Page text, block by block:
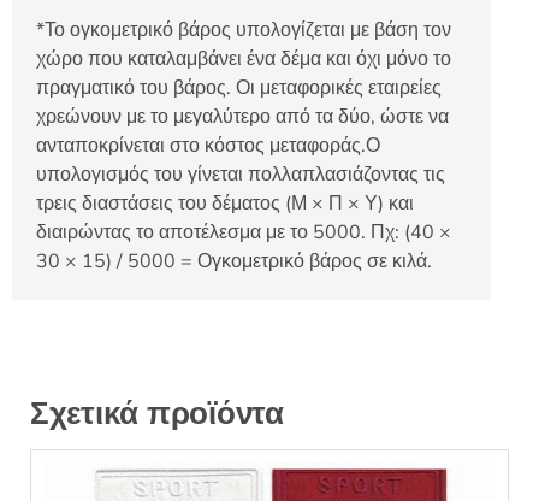
*Το ογκομετρικό βάρος υπολογίζεται με βάση τον
χώρο που καταλαμβάνει ένα δέμα και όχι μόνο το
πραγματικό του βάρος. Οι μεταφορικές εταιρείες
χρεώνουν με το μεγαλύτερο από τα δύο, ώστε να
ανταποκρίνεται στο κόστος μεταφοράς.Ο
υπολογισμός του γίνεται πολλαπλασιάζοντας τις
τρεις διαστάσεις του δέματος (Μ × Π × Υ) και
διαιρώντας το αποτέλεσμα με το 5000. Πχ: (40 ×
30 × 15) / 5000 = Ογκομετρικό βάρος σε κιλά.
Σχετικά προϊόντα